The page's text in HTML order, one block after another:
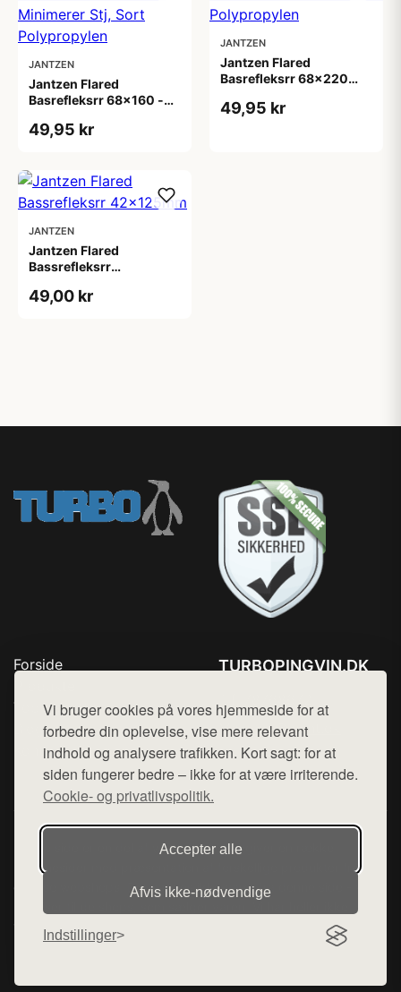
Vi bruger cookies på vores hjemmeside for at
forbedre din oplevelse, vise mere relevant
indhold og analysere trafikken. Kort sagt: for at
siden fungerer bedre – ikke for at være irriterende.
Cookie- og privatlivspolitik.
Accepter alle
Afvis ikke‑nødvendige
Indstillinger
JANTZEN
Jantzen Flared
Basrefleksrr 68x160 -
Polypropylen
49,95 kr
JANTZEN
Jantzen Flared
Basrefleksrr 68x220
49,95 kr
JANTZEN
Jantzen Flared
Bassrefleksrr
49,00 kr
Forside
Top Rabatter
Blog
Kontakt
TURBOPINGVIN.DK
Mail: hej@want.dk
Cookie- og privatlivspolitik
Denne side er en del af want.dk, der udgiver en række
hjemmesider med præsentation af forskellige produkter fra
diverse webshops. Der sælges ikke varer fra denne side - vi
henviser til de shops, som sælger varen. Vi har heller ikke
varerne på lager.